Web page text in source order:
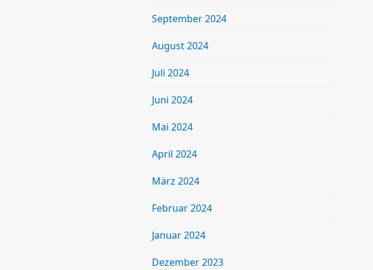
September 2024
August 2024
Juli 2024
Juni 2024
Mai 2024
April 2024
März 2024
Februar 2024
Januar 2024
Dezember 2023